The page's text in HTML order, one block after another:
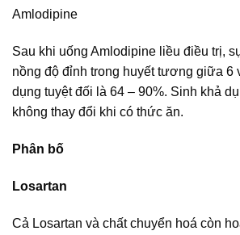
Amlodipine
Sau khi uống Amlodipine liều điều trị,
nồng độ đỉnh trong huyết tương giữa 6
dụng tuyệt đối là 64 – 90%. Sinh khả
không thay đổi khi có thức ăn.
Phân bố
Losartan
Cả Losartan và chất chuyển hoá còn